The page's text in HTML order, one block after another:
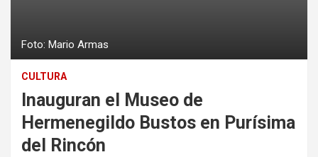
Foto: Mario Armas
CULTURA
Inauguran el Museo de
Hermenegildo Bustos en Purísima
del Rincón